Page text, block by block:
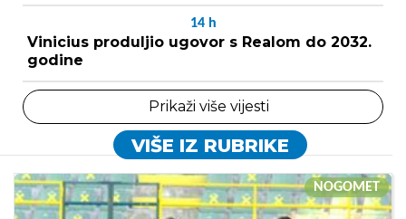
14 h
Vinicius produljio ugovor s Realom do 2032.
godine
Prikaži više vijesti
VIŠE IZ RUBRIKE
NOGOMET